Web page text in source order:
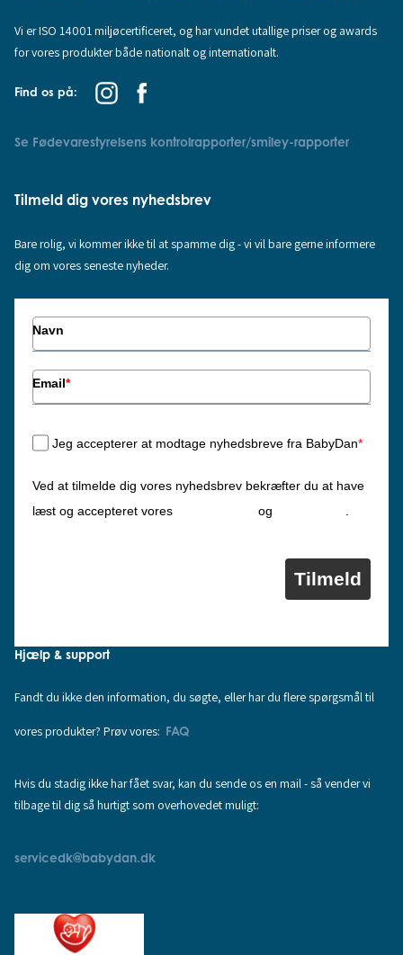
Vi er ISO 14001 miljøcertificeret, og har vundet utallige priser og awards
for vores produkter både nationalt og internationalt.
Find os på:
Se Fødevarestyrelsens kontrolrapporter/smiley-rapporter
Tilmeld dig vores nyhedsbrev
Bare rolig, vi kommer ikke til at spamme dig - vi vil bare gerne informere
dig om vores seneste nyheder.
Navn
Email*
Jeg accepterer at modtage nyhedsbreve fra BabyDan*
Ved at tilmelde dig vores nyhedsbrev bekræfter du at have
læst og accepteret vores
og .
Tilmeld
Hjælp & support
Fandt du ikke den information, du søgte, eller har du flere spørgsmål til
vores produkter? Prøv vores: FAQ
Hvis du stadig ikke har fået svar, kan du sende os en mail - så vender vi
tilbage til dig så hurtigt som overhovedet muligt:
servicedk@babydan.dk